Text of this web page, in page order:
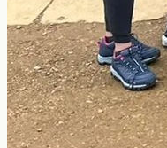
Nosotros